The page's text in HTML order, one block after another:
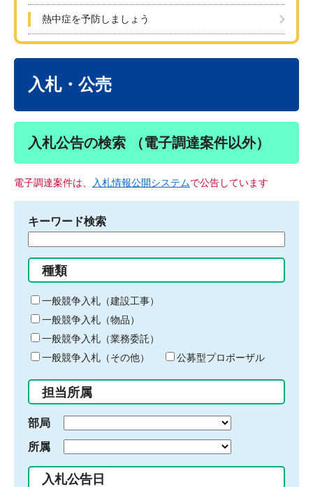
熱中症を予防しましょう
入札・公売
入札公告の検索 （電子調達案件以外）
電子調達案件は、 入札情報公開システムで公告しています
キーワード検索
る
キ
ー
ワ
ー
ド
入
力
種類
一般競争入札（建設工事）
一般競争入札（物品）
一般競争入札（業務委託）
一般競争入札（その他）
公募型プロポーザル
担当所属
部局
所属
入札公告日